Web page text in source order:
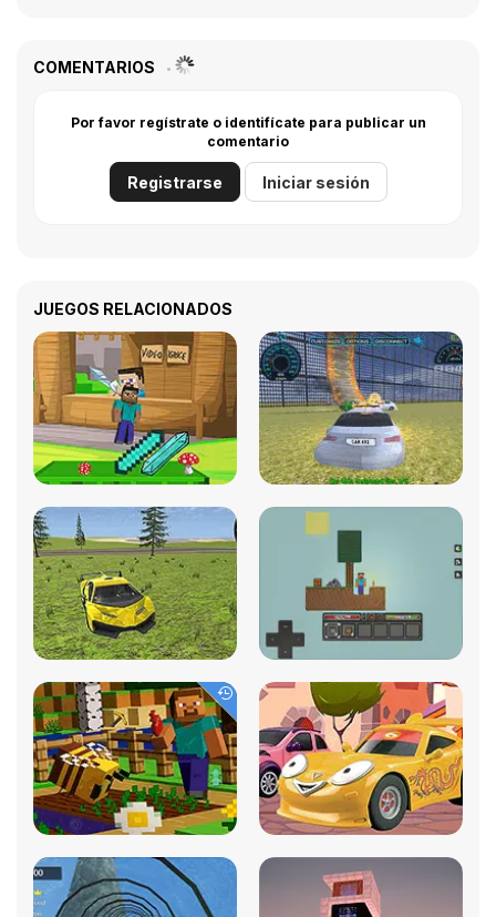
COMENTARIOS
Por favor regístrate o identifícate para publicar un
comentario
Registrarse Iniciar sesión
JUEGOS RELACIONADOS